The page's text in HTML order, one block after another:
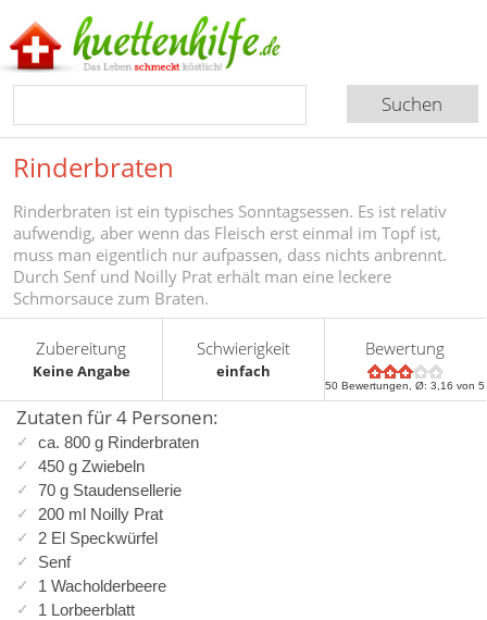
Rinderbraten
Rinderbraten ist ein typisches Sonntagsessen. Es ist relativ
aufwendig, aber wenn das Fleisch erst einmal im Topf ist,
muss man eigentlich nur aufpassen, dass nichts anbrennt.
Durch Senf und Noilly Prat erhält man eine leckere
Schmorsauce zum Braten.
Zubereitung
Keine Angabe
Schwierigkeit
einfach
Bewertung
50 Bewertungen, Ø:3,16 von 5
Zutaten für 4 Personen:
ca. 800 g Rinderbraten
450 g Zwiebeln
70 g Staudensellerie
200 ml Noilly Prat
2 El Speckwürfel
Senf
1 Wacholderbeere
1 Lorbeerblatt